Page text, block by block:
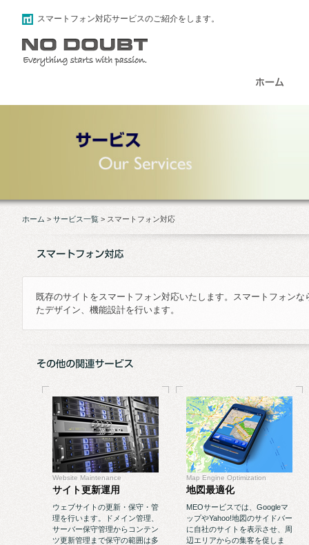
スマートフォン対応サービスのご紹介をします。
ホーム > サービス一覧 > スマートフォン対応
既存のサイトをスマートフォン対応いたします。スマートフォン
たデザイン、機能設計を行います。
Website Maintenance
サイト更新運用
ウェブサイトの更新・保守・管
理を行います。ドメイン管理、
サーバー保守管理からコンテン
ツ更新管理まで保守の範囲は多
Map Engine Optimization
地図最適化
MEOサービスでは、Googleマ
ップやYahoo!地図のサイドバー
に自社のサイトを表示させ、周
辺エリアからの集客を促しま